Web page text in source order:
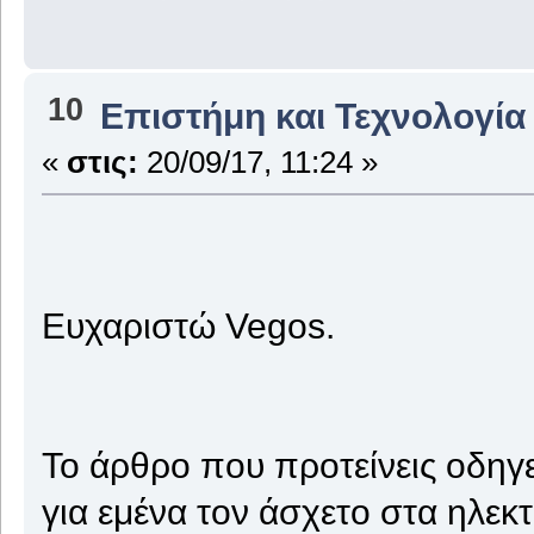
10 Επιστήμη και Τεχνολογία
« στις: 20/09/17, 11:24 »
Ευχαριστώ Vegos.
Το άρθρο που προτείνεις
για εμένα τον άσχετο στα